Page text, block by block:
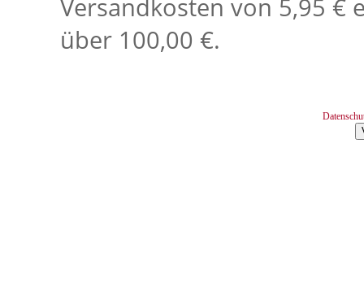
Versandkosten von 5,95 €
über 100,00 €.